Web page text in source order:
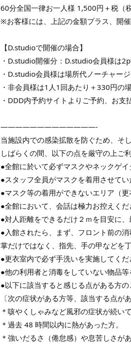
60分全国一律お一人様 1,500円＋税（
※お客様には、上記の金額プラス、開
【D.studioで開催の場合】
・D.studio開催分：D.studio会員様は
・D.studio会員様は場所代ノーチャー
・非会員様は1人1回あたり＋330円の
・DDD内予約サイトよりご予約、お支
—————————————-
当施設内での感染拡散を防ぐため、そ
しばらくの間、以下の点を厳守の上ご
●全館に於いて必ずマスクやネックゲ
●スタッフ全員がマスクを着用させて
●マスク等の着用ができないエリア（
●全館において、会話は極力お控えく
●対人距離をできるだけ２ｍを目安に
●入館されたら、まず、フロント前の
掌だけではなく、指先、手の甲などを
●更衣室内で必ず手洗いを実施してく
●他の利用者と消毒をしていない物品
●以下に該当すると感じる点がある方
〔次の症状がある方等、該当する点が
＊咳やくしゃみなど風邪の症状が続い
＊過去 48 時間以内に熱があった方。
＊強いだるさ（倦怠感）や息苦しさが